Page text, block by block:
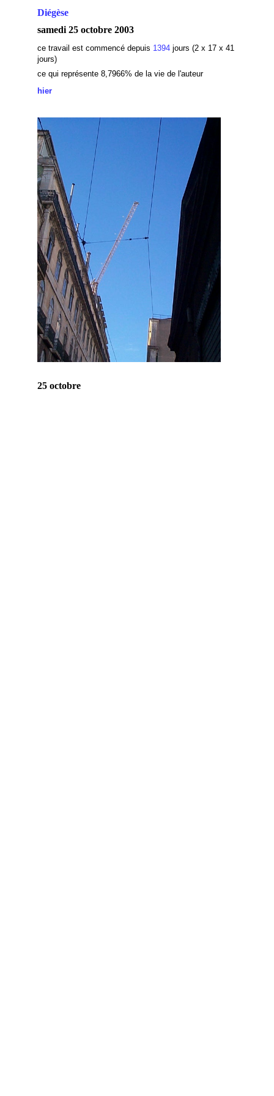
Diégèse
samedi 25 octobre 2003
ce travail est commencé depuis 1394jours (2 x 17 x 41
jours)
ce qui représente 8,7966% de la vie de l'auteur
hier
25 octobre